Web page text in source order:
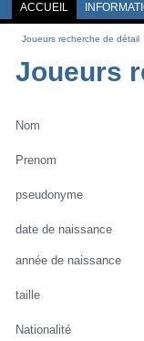
ACCUEIL
Joueurs recherche de détail
Joueurs
Nom
Prenom
pseudonyme
date de naissance
année de naissance
taille
Nationalité